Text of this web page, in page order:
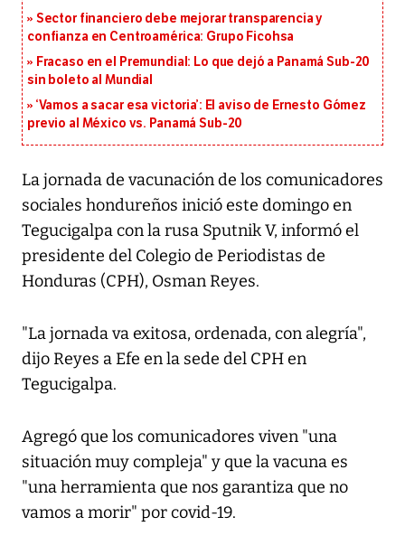
Sector financiero debe mejorar transparencia y
confianza en Centroamérica: Grupo Ficohsa
Fracaso en el Premundial: Lo que dejó a Panamá Sub-20
sin boleto al Mundial
‘Vamos a sacar esa victoria’: El aviso de Ernesto Gómez
previo al México vs. Panamá Sub-20
La jornada de vacunación de los comunicadores
sociales hondureños inició este domingo en
Tegucigalpa con la rusa Sputnik V, informó el
presidente del Colegio de Periodistas de
Honduras (CPH), Osman Reyes.
"La jornada va exitosa, ordenada, con alegría",
dijo Reyes a Efe en la sede del CPH en
Tegucigalpa.
Agregó que los comunicadores viven "una
situación muy compleja" y que la vacuna es
"una herramienta que nos garantiza que no
vamos a morir" por covid-19.